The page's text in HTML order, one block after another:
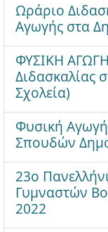
Ωράριο
Αγωγής στα
ΦΥΣΙΚΗ
Διδασκαλίας
Σχολεία)
Φυσική
Σπουδών
23ο
Γυμναστών
2022